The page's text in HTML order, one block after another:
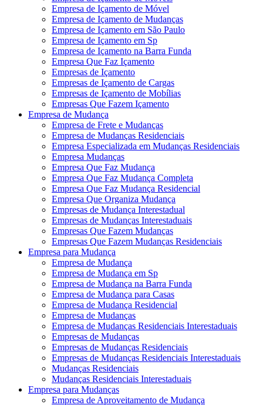
Empresa de Içamento de Móvel
Empresa de Içamento de Mudanças
Empresa de Içamento em São Paulo
Empresa de Içamento em Sp
Empresa de Içamento na Barra Funda
Empresa Que Faz Içamento
Empresas de Içamento
Empresas de Içamento de Cargas
Empresas de Içamento de Mobílias
Empresas Que Fazem Içamento
Empresa de Mudança
Empresa de Frete e Mudanças
Empresa de Mudanças Residenciais
Empresa Especializada em Mudanças Residenciais
Empresa Mudanças
Empresa Que Faz Mudança
Empresa Que Faz Mudança Completa
Empresa Que Faz Mudança Residencial
Empresa Que Organiza Mudança
Empresas de Mudança Interestadual
Empresas de Mudanças Interestaduais
Empresas Que Fazem Mudanças
Empresas Que Fazem Mudanças Residenciais
Empresa para Mudança
Empresa de Mudança
Empresa de Mudança em Sp
Empresa de Mudança na Barra Funda
Empresa de Mudança para Casas
Empresa de Mudança Residencial
Empresa de Mudanças
Empresa de Mudanças Residenciais Interestaduais
Empresas de Mudanças
Empresas de Mudanças Residenciais
Empresas de Mudanças Residenciais Interestaduais
Mudanças Residenciais
Mudanças Residenciais Interestaduais
Empresa para Mudanças
Empresa de Aproveitamento de Mudança